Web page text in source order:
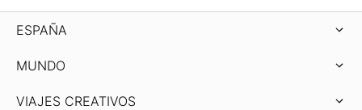
ESPAÑA
MUNDO
VIAJES CREATIVOS